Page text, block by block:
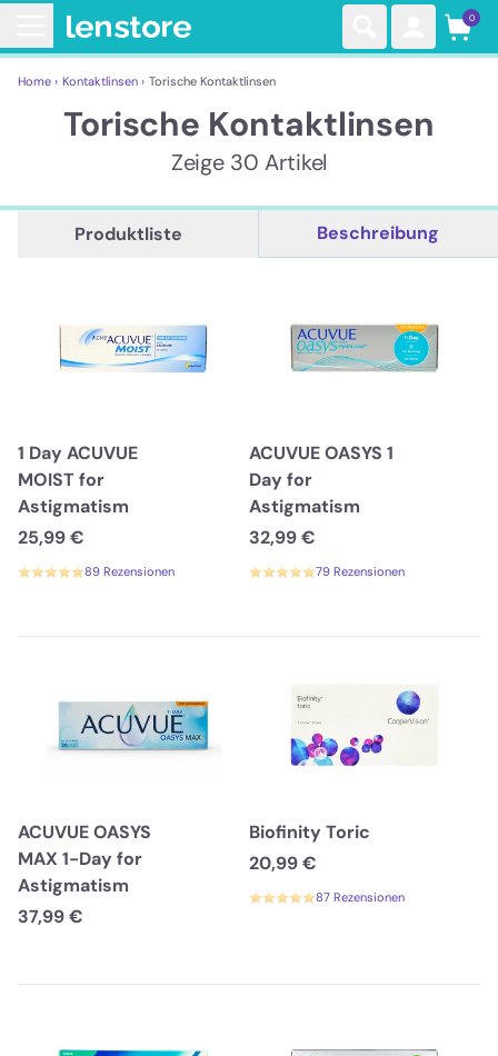
0
Home › Kontaktlinsen › Torische Kontaktlinsen
Torische Kontaktlinsen
Zeige 30 Artikel
Produktliste Beschreibung
1 Day ACUVUE
MOIST for
Astigmatism
25,99 €
89 Rezensionen
ACUVUE OASYS 1
Day for
Astigmatism
32,99 €
79 Rezensionen
ACUVUE OASYS
MAX 1-Day for
Astigmatism
37,99 €
Biofinity Toric
20,99 €
87 Rezensionen